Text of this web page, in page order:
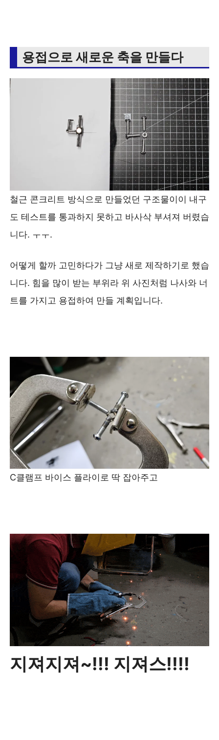
용접으로 새로운 축을 만들다
철근 콘크리트 방식으로 만들었던 구조물이이 내구
도 테스트를 통과하지 못하고 바사삭 부셔져 버렸습
니다. ㅜㅜ.
어떻게 할까 고민하다가 그냥 새로 제작하기로 했습
니다. 힘을 많이 받는 부위라 위 사진처럼 나사와 너
트를 가지고 용접하여 만들 계획입니다.
C클램프 바이스 플라이로 딱 잡아주고
지져지져~!!! 지져스!!!!